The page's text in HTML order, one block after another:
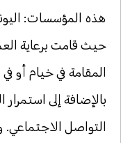
هذه المؤسسات:
حيث قامت برعاية
المقامة في خيام
بالإضافة إلى
التواصل